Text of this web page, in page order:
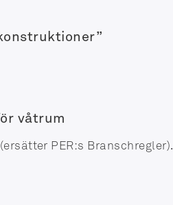
våtrum
PER:s Branschregler).